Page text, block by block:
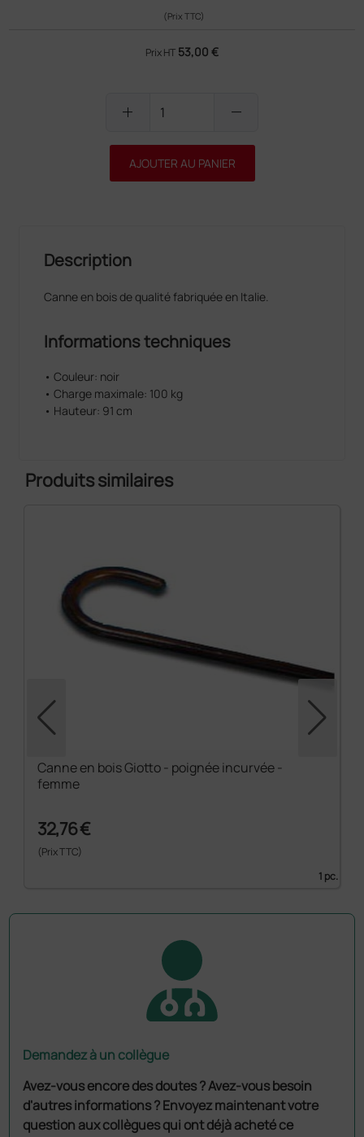
(Prix TTC)
Prix HT 53,00 €
add remove
AJOUTER AU PANIER
Description
Canne en bois de qualité fabriquée en Italie.
Informations techniques
• Couleur: noir
• Charge maximale: 100 kg
• Hauteur: 91 cm
Produits similaires
Canne en bois Giotto - poignée incurvée -
femme
32,76 €
(Prix TTC)
1 pc.
Demandez à un collègue
Avez-vous encore des doutes ? Avez-vous besoin
d'autres informations ? Envoyez maintenant votre
question aux collègues qui ont déjà acheté ce